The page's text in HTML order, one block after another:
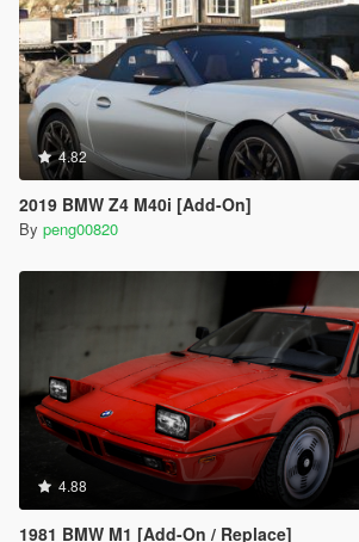
4.82
2019 BMW Z4 M40i [Add-On]
By peng00820
4.88
1981 BMW M1 [Add-On / Replace]